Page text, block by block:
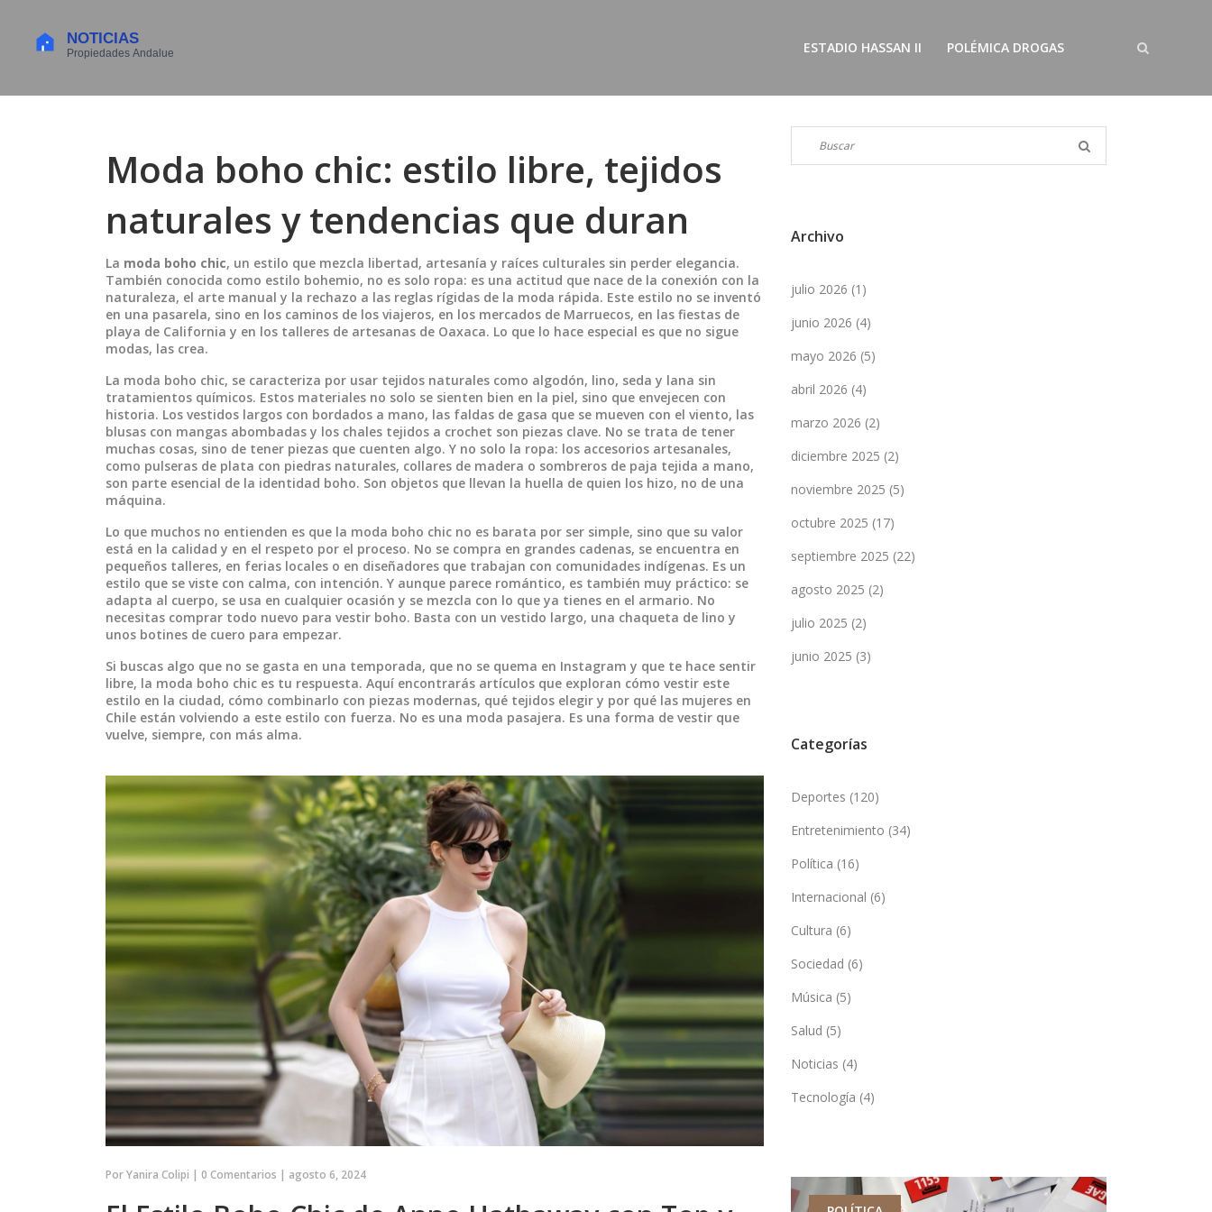
ESTADIO HASSAN II POLÉMICA DROGAS
Moda boho chic: estilo libre, tejidos
naturales y tendencias que duran
La moda boho chic, un estilo que mezcla libertad, artesanía y raíces culturales sin perder elegancia.
También conocida como estilo bohemio, no es solo ropa: es una actitud que nace de la conexión con la
naturaleza, el arte manual y la rechazo a las reglas rígidas de la moda rápida. Este estilo no se inventó
en una pasarela, sino en los caminos de los viajeros, en los mercados de Marruecos, en las fiestas de
playa de California y en los talleres de artesanas de Oaxaca. Lo que lo hace especial es que no sigue
modas, las crea.
La moda boho chic, se caracteriza por usar tejidos naturales como algodón, lino, seda y lana sin
tratamientos químicos. Estos materiales no solo se sienten bien en la piel, sino que envejecen con
historia. Los vestidos largos con bordados a mano, las faldas de gasa que se mueven con el viento, las
blusas con mangas abombadas y los chales tejidos a crochet son piezas clave. No se trata de tener
muchas cosas, sino de tener piezas que cuenten algo. Y no solo la ropa: los accesorios artesanales,
como pulseras de plata con piedras naturales, collares de madera o sombreros de paja tejida a mano,
son parte esencial de la identidad boho. Son objetos que llevan la huella de quien los hizo, no de una
máquina.
Lo que muchos no entienden es que la moda boho chic no es barata por ser simple, sino que su valor
está en la calidad y en el respeto por el proceso. No se compra en grandes cadenas, se encuentra en
pequeños talleres, en ferias locales o en diseñadores que trabajan con comunidades indígenas. Es un
estilo que se viste con calma, con intención. Y aunque parece romántico, es también muy práctico: se
adapta al cuerpo, se usa en cualquier ocasión y se mezcla con lo que ya tienes en el armario. No
necesitas comprar todo nuevo para vestir boho. Basta con un vestido largo, una chaqueta de lino y
unos botines de cuero para empezar.
Si buscas algo que no se gasta en una temporada, que no se quema en Instagram y que te hace sentir
libre, la moda boho chic es tu respuesta. Aquí encontrarás artículos que exploran cómo vestir este
estilo en la ciudad, cómo combinarlo con piezas modernas, qué tejidos elegir y por qué las mujeres en
Chile están volviendo a este estilo con fuerza. No es una moda pasajera. Es una forma de vestir que
vuelve, siempre, con más alma.
PorYanira Colipi | 0 Comentarios | agosto 6, 2024
Archivo
julio 2026 (1)
junio 2026 (4)
mayo 2026 (5)
abril 2026 (4)
marzo 2026 (2)
diciembre 2025 (2)
noviembre 2025 (5)
octubre 2025 (17)
septiembre 2025 (22)
agosto 2025 (2)
julio 2025 (2)
junio 2025 (3)
Categorías
Deportes (120)
Entretenimiento (34)
Política (16)
Internacional (6)
Cultura (6)
Sociedad (6)
Música (5)
Salud (5)
Noticias (4)
Tecnología (4)